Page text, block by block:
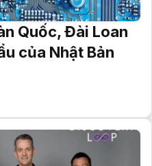
Quốc, Đài Loan
của Nhật Bản